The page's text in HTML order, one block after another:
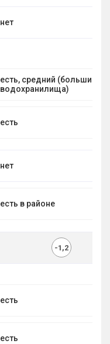
нет
есть, средний (большие
водохранилища)
есть
нет
есть в районе
-1,2
есть
есть